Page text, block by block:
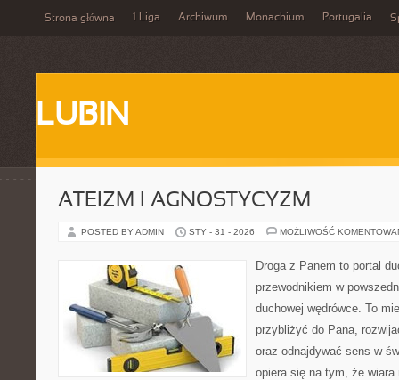
Strona główna 1 Liga Archiwum Monachium Portugalia
LUBIN
ATEIZM I AGNOSTYCYZM
POSTED BY ADMIN STY - 31 - 2026 MOŻLIWOŚĆ
Droga z Panem to portal
przewodnikiem w
duchowej wędrówce. To
przybliżyć do Pana,
oraz odnajdywać sens w
opiera się na tym, że